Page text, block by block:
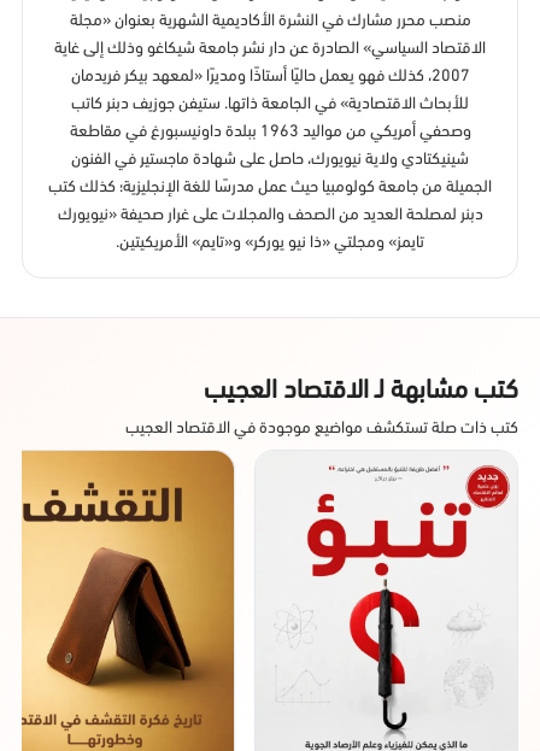
منصب محرر مشارك في النشرة الأكاديمية الشهرية بعنوان «مجلة
الاقتصاد السياسي» الصادرة عن دار نشر جامعة شيكاغو وذلك إلى غاية
2007، كذلك فهو يعمل حاليًا أستاذًا ومديرًا «لمعهد بيكر فريدمان
للأبحاث الاقتصادية» في الجامعة ذاتها. ستيفن جوزيف دبنر كاتب
وصحفي أمريكي من مواليد 1963 ببلدة داونيسبورغ في مقاطعة
شينيكتادي ولاية نيويورك، حاصل على شهادة ماجستير في الفنون
الجميلة من جامعة كولومبيا حيث عمل مدرسًا للغة الإنجليزية؛ كذلك كتب
دبنر لمصلحة العديد من الصحف والمجلات على غرار صحيفة «نيويورك
تايمز» ومجلتي «ذا نيو يوركر» و«تايم» الأمريكيتين.
كتب مشابهة لـ الاقتصاد العجيب
كتب ذات صلة تستكشف مواضيع موجودة في الاقتصاد العجيب